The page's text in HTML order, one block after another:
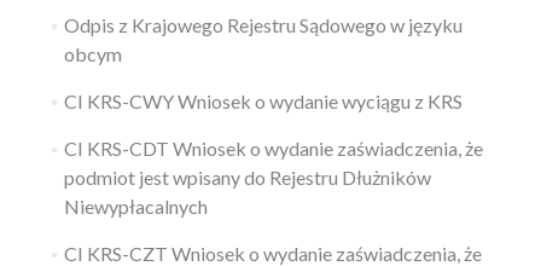
Odpis z Krajowego Rejestru Sądowego w języku
obcym
CI KRS-CWY Wniosek o wydanie wyciągu z KRS
CI KRS-CDT Wniosek o wydanie zaświadczenia, że
podmiot jest wpisany do Rejestru Dłużników
Niewypłacalnych
CI KRS-CZT Wniosek o wydanie zaświadczenia, że